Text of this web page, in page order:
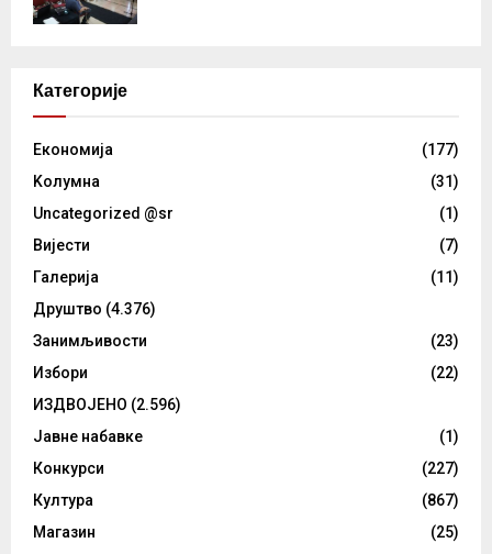
Категорије
Eкономија
(177)
Kолумнa
(31)
Uncategorized @sr
(1)
Вијести
(7)
Галерија
(11)
Друштво (4.376)
Занимљивости
(23)
Избори
(22)
ИЗДВОЈЕНО (2.596)
Јавне набавке
(1)
Конкурси
(227)
Култура
(867)
Магазин
(25)